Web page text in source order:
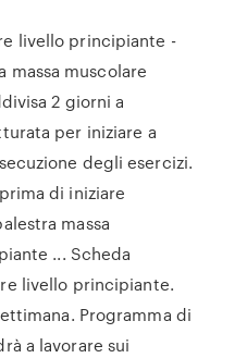
livello principiante -
massa muscolare
2 giorni a
per iniziare a
degli esercizi.
di iniziare
massa
... Scheda
livello principiante.
Programma di
a lavorare sui